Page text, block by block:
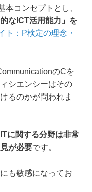
コンセプトとし、
的なICT活用能力」を
ト：P検定の理念・
のCを
シエンシーはその
るのかが問われま
に関する分野は非常
が必要です。
も敏感になってお